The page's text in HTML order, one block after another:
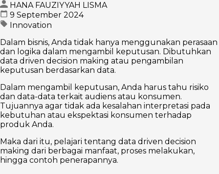
HANA FAUZIYYAH LISMA
9 September 2024
Innovation
Dalam bisnis, Anda tidak hanya menggunakan perasaan
dan logika dalam mengambil keputusan. Dibutuhkan
data driven decision making atau pengambilan
keputusan berdasarkan data.
Dalam mengambil keputusan, Anda harus tahu risiko
dan data-data terkait audiens atau konsumen.
Tujuannya agar tidak ada kesalahan interpretasi pada
kebutuhan atau ekspektasi konsumen terhadap
produk Anda.
Maka dari itu, pelajari tentang data driven decision
making dari berbagai manfaat, proses melakukan,
hingga contoh penerapannya.